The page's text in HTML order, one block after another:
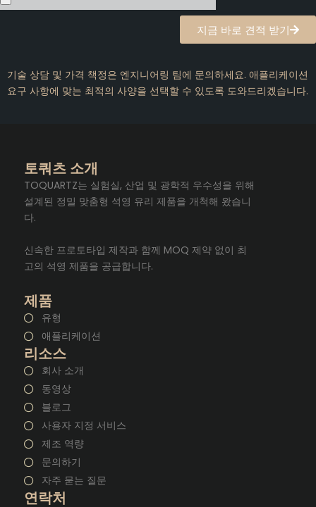
지금 바로 견적 받기
기술 상담 및 가격 책정은 엔지니어링 팀에 문의하세요. 애플리케이션
요구 사항에 맞는 최적의 사양을 선택할 수 있도록 도와드리겠습니다.
토쿼츠 소개
TOQUARTZ는 실험실, 산업 및 광학적 우수성을 위해
설계된 정밀 맞춤형 석영 유리 제품을 개척해 왔습니
다.
신속한 프로토타입 제작과 함께 MOQ 제약 없이 최
고의 석영 제품을 공급합니다.
제품
유형
애플리케이션
리소스
회사 소개
동영상
블로그
사용자 지정 서비스
제조 역량
문의하기
자주 묻는 질문
연락처